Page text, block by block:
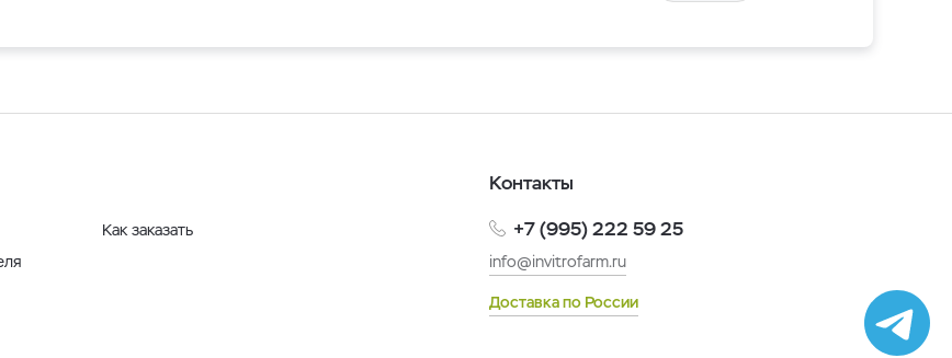
Как заказать
Контакты
+7 (995) 222 59 25
info@invitrofarm.ru
Доставка по России